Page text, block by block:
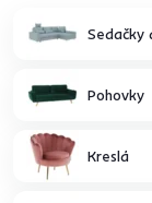
Sedačky
Pohovky
Kreslá